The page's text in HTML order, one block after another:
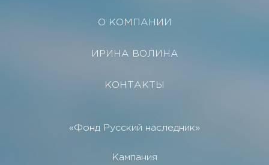
О КОМПАНИИ
ИРИНА ВОЛИНА
КОНТАКТЫ
«Фонд Русский наследник»
Кампания